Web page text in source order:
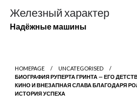
содержимому
Железный характер
Надёжные машины
HOMEPAGE
UNCATEGORISED
БИОГРАФИЯ РУПЕРТА ГРИНТА — ЕГО
КИНО И ВНЕЗАПНАЯ СЛАВА БЛАГОДАРЯ
ИСТОРИЯ УСПЕХА